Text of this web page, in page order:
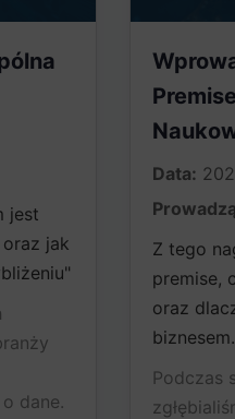
jest
jak
dane.
Data:
Z tego
premise,
oraz
biznesem.
Podczas